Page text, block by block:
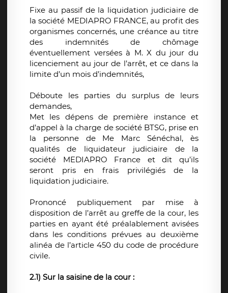
Fixe au passif de la liquidation judiciaire de
la société MEDIAPRO FRANCE, au profit des
organismes concernés, une créance au titre
des indemnités de chômage
éventuellement versées à M. X du jour du
licenciement au jour de l’arrêt, et ce dans la
limite d’un mois d’indemnités,
Déboute les parties du surplus de leurs
demandes,
Met les dépens de première instance et
d’appel à la charge de société BTSG, prise en
la personne de Me Marc Sénéchal, ès
qualités de liquidateur judiciaire de la
société MEDIAPRO France et dit qu’ils
seront pris en frais privilégiés de la
liquidation judiciaire.
Prononcé publiquement par mise à
disposition de l’arrêt au greffe de la cour, les
parties en ayant été préalablement avisées
dans les conditions prévues au deuxième
alinéa de l’article 450 du code de procédure
civile.
2.1) Sur la saisine de la cour :